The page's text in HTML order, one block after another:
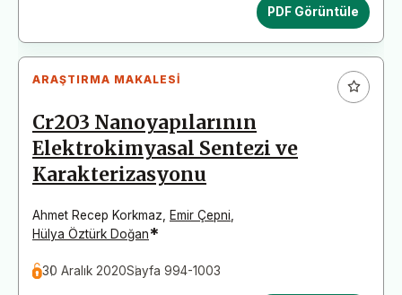
PDF Görüntüle
ARAŞTIRMA MAKALESI
Cr2O3 Nanoyapılarının
Elektrokimyasal Sentezi ve
Karakterizasyonu
Ahmet Recep Korkmaz Emir Çepni
Hülya Öztürk Doğan*
30 Aralık 2020Sayfa 994-1003